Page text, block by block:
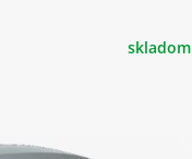
skladom